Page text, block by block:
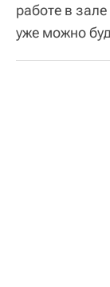
работе в
уже можно